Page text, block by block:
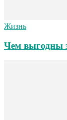
Жизнь
Чем выгодны